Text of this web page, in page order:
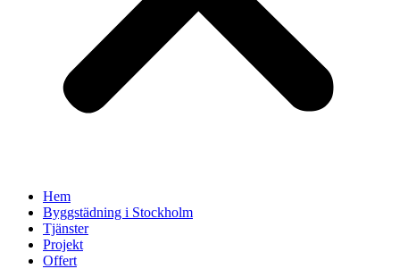
Hem
Byggstädning i Stockholm
Tjänster
Projekt
Offert